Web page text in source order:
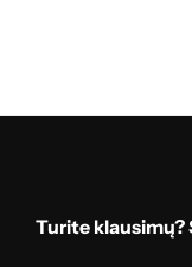
Turite klausimų?